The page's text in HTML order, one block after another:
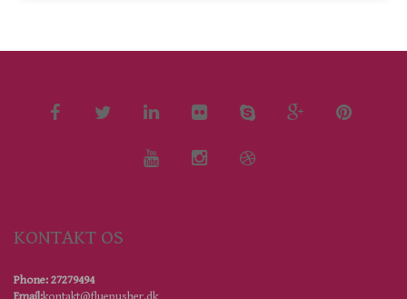
KONTAKT OS
Phone: 27279494